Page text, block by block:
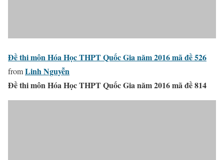
Đề thi môn Hóa Học THPT Quốc Gia năm 2016 mã đề 526
fromLinh Nguyễn
Đề thi môn Hóa Học THPT Quốc Gia năm 2016 mã đề 814